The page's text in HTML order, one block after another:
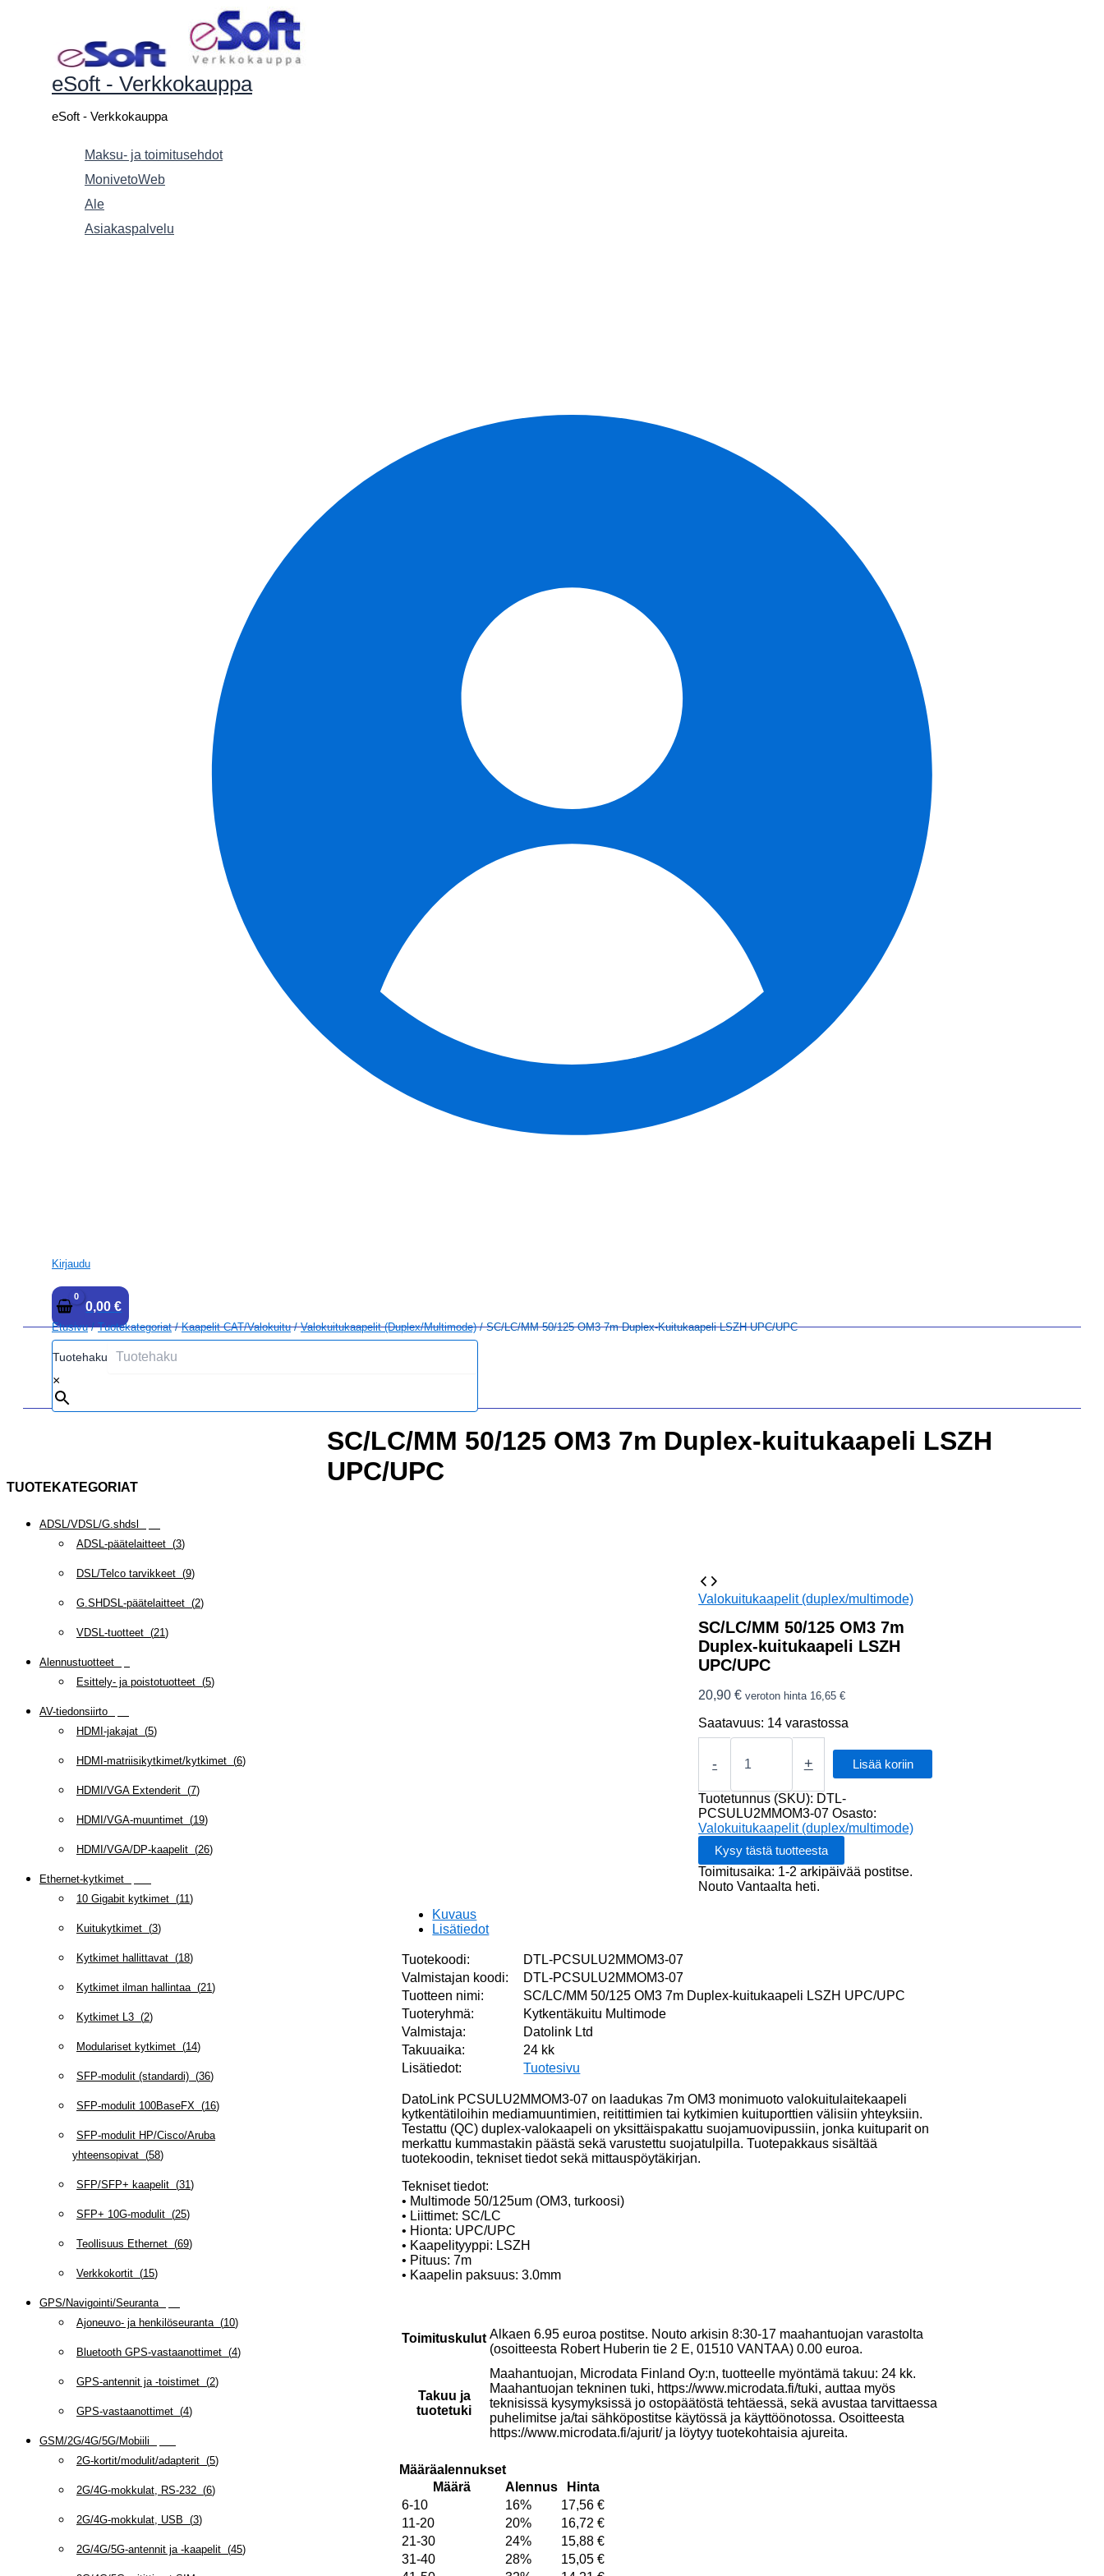
eSoft - Verkkokauppa
eSoft - Verkkokauppa
Maksu- ja toimitusehdot
MonivetoWeb
Ale
Asiakaspalvelu
Kirjaudu
0,00€
Etusivu/Tuotekategoriat/Kaapelit CAT/Valokuitu/Valokuitukaapelit (duplex/multimode)/ SC/LC/MM 50/125 OM3 7m Duplex-Kuitukaapeli LSZH UPC/UPC
Tuotehaku
×
TUOTEKATEGORIAT
ADSL/VDSL/G.shdsl
ADSL-päätelaitteet (3)
DSL/Telco tarvikkeet (9)
G.SHDSL-päätelaitteet (2)
VDSL-tuotteet (21)
Alennustuotteet
Esittely- ja poistotuotteet (5)
AV-tiedonsiirto
HDMI-jakajat (5)
HDMI-matriisikytkimet/kytkimet (6)
HDMI/VGA Extenderit (7)
HDMI/VGA-muuntimet (19)
HDMI/VGA/DP-kaapelit (26)
Ethernet-kytkimet
10 Gigabit kytkimet (11)
Kuitukytkimet (3)
Kytkimet hallittavat (18)
Kytkimet ilman hallintaa (21)
Kytkimet L3 (2)
Modulariset kytkimet (14)
SFP-modulit (standardi) (36)
SFP-modulit 100BaseFX (16)
SFP-modulit HP/Cisco/Aruba
yhteensopivat (58)
SFP/SFP+ kaapelit (31)
SFP+ 10G-modulit (25)
Teollisuus Ethernet (69)
Verkkokortit (15)
GPS/Navigointi/Seuranta
Ajoneuvo- ja henkilöseuranta (10)
Bluetooth GPS-vastaanottimet (4)
GPS-antennit ja -toistimet (2)
GPS-vastaanottimet (4)
GSM/2G/4G/5G/Mobiili
2G-kortit/modulit/adapterit (5)
2G/4G-mokkulat, RS-232 (6)
2G/4G-mokkulat, USB (3)
2G/4G/5G-antennit ja -kaapelit (45)
SC/LC/MM 50/125 OM3 7m Duplex-kuitukaapeli LSZH
UPC/UPC
Valokuitukaapelit (duplex/multimode)
SC/LC/MM 50/125 OM3 7m
Duplex-kuitukaapeli LSZH
UPC/UPC
20,90€ veroton hinta 16,65€
Saatavuus: 14 varastossa
-
SC/LC/MM
7m
Duplex-
kuitukaapeli
LSZH
UPC/UPC
määrä
+ Lisää koriin
Tuotetunnus (SKU): DTL-
PCSULU2MMOM3-07 Osasto:
Valokuitukaapelit (duplex/multimode)
Toimitusaika: 1-2 arkipäivää postitse.
Nouto Vantaalta heti.
Kuvaus
Lisätiedot
Tuotekoodi:
DTL-PCSULU2MMOM3-07
Valmistajan koodi:
DTL-PCSULU2MMOM3-07
Tuotteen nimi:
SC/LC/MM 50/125 OM3 7m Duplex-kuitukaapeli LSZH UPC/UPC
Tuoteryhmä:
Kytkentäkuitu Multimode
Valmistaja:
Datolink Ltd
Takuuaika:
24 kk
Lisätiedot:
Tuotesivu
DatoLink PCSULU2MMOM3-07 on laadukas 7m OM3 monimuoto valokuitulaitekaapeli
kytkentätiloihin mediamuuntimien, reitittimien tai kytkimien kuituporttien välisiin yhteyksiin.
Testattu (QC) duplex-valokaapeli on yksittäispakattu suojamuovipussiin, jonka kuituparit on
merkattu kummastakin päästä sekä varustettu suojatulpilla. Tuotepakkaus sisältää
tuotekoodin, tekniset tiedot sekä mittauspöytäkirjan.
Tekniset tiedot:
• Multimode 50/125um (OM3, turkoosi)
• Liittimet: SC/LC
• Hionta: UPC/UPC
• Kaapelityyppi: LSZH
• Pituus: 7m
• Kaapelin paksuus: 3.0mm
Toimituskulut Alkaen 6.95 euroa postitse. Nouto arkisin 8:30-17 maahantuojan varastolta
(osoitteesta Robert Huberin tie 2 E, 01510 VANTAA) 0.00 euroa.
Takuu ja
tuotetuki
Maahantuojan, Microdata Finland Oy:n, tuotteelle myöntämä takuu: 24 kk.
Maahantuojan tekninen tuki, https://www.microdata.fi/tuki, auttaa myös
teknisissä kysymyksissä jo ostopäätöstä tehtäessä, sekä avustaa tarvittaessa
puhelimitse ja/tai sähköpostitse käytössä ja käyttöönotossa. Osoitteesta
https://www.microdata.fi/ajurit/ ja löytyy tuotekohtaisia ajureita.
Määräalennukset
Määrä
Alennus
Hinta
6-10
16% 17,56€
11-20
20% 16,72€
21-30
24% 15,88€
31-40
28% 15,05€